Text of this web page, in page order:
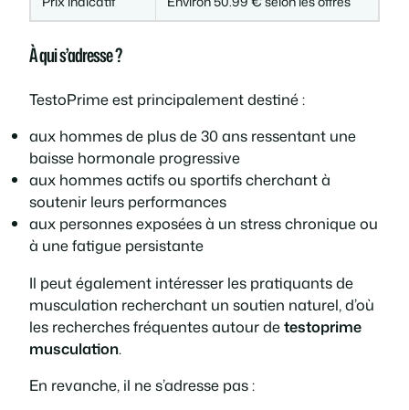
À qui s’adresse ?
TestoPrime est principalement destiné :
aux hommes de plus de 30 ans ressentant une
baisse hormonale progressive
aux hommes actifs ou sportifs cherchant à
soutenir leurs performances
aux personnes exposées à un stress chronique ou
à une fatigue persistante
Il peut également intéresser les pratiquants de
musculation recherchant un soutien naturel, d’où
les recherches fréquentes autour detestoprime
musculation.
En revanche, il ne s’adresse pas :